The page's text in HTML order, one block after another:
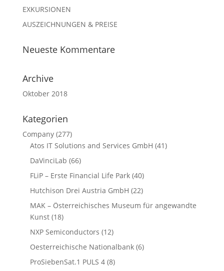
EXKURSIONEN
AUSZEICHNUNGEN & PREISE
Neueste Kommentare
Archive
Oktober 2018
Kategorien
Company(277)
Atos IT Solutions and Services GmbH (41)
DaVinciLab (66)
FLiP – Erste Financial Life Park(40)
Hutchison Drei Austria GmbH (22)
MAK – Österreichisches Museum für angewandte
Kunst(18)
NXP Semiconductors (12)
Oesterreichische Nationalbank(6)
ProSiebenSat.1 PULS 4(8)